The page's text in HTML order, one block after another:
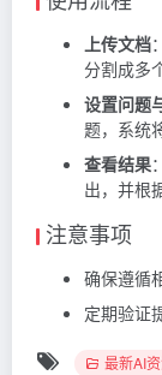
上传文档
分割成多
设置问题
题，系统
查看结果
出，并根
注意事项
确保遵循
定期验证
最新AI